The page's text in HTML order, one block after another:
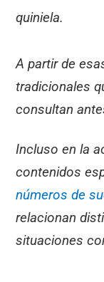
quiniela.
A partir de
tradicionales
consultan
Incluso en la
contenidos
números de
relacionan
situaciones